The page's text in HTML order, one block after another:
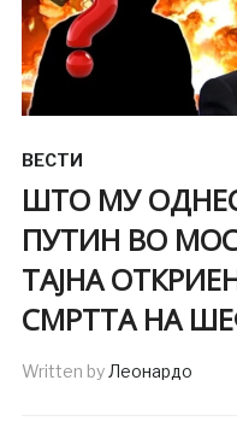
ВЕСТИ
ШТО МУ
ПУТИН ВО
ТАЈНА
СМРТТА НА
Written byЛеонардо